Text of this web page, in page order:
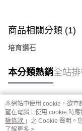
商品相關分類 (1)
培育鑽石
本分類熱銷全站排
熱門標籤
本網站中使用 cookie，欲查
望在電腦上使用 cookie 時
權條款 」之 Cookie 聲明。
用條款之 Cookie 聲明使用
了解更多 >